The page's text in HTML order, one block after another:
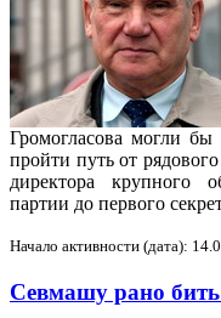
Громогласова могли
пройти путь от
директора крупного
партии до первого
Начало активности (дата):
Севмашу рано